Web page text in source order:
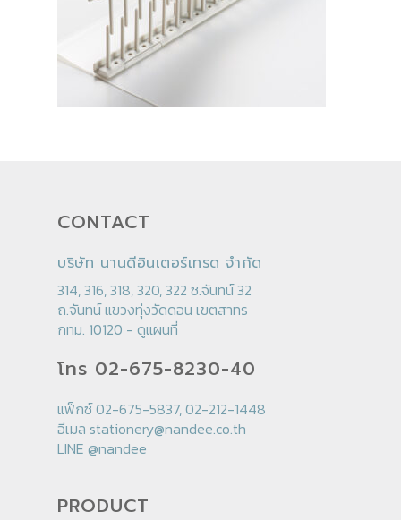
CONTACT
บริษัท นานดีอินเตอร์เทรด จำกัด
314, 316, 318, 320, 322 ซ.จันทน์ 32
ถ.จันทน์ แขวงทุ่งวัดดอน เขตสาทร
กทม. 10120 - ดูแผนที่
โทร 02-675-8230-40
แฟ็กซ์ 02-675-5837, 02-212-1448
อีเมล stationery@nandee.co.th
LINE @nandee
PRODUCT